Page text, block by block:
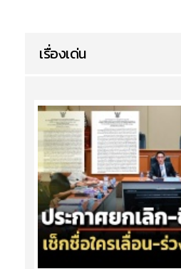
เรื่องเด่น